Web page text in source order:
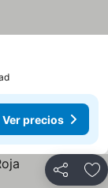
Ver precios
Compartir